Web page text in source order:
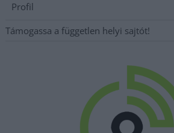
Profil
Támogassa a független helyi sajtót!